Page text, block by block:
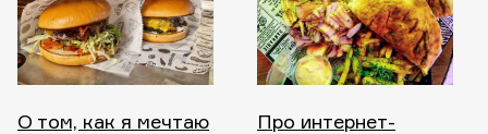
О том, как я мечтаю
Про интернет-